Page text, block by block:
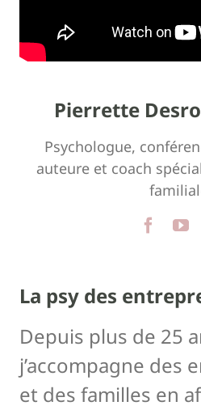
Pierrette
Psychologue,
auteure et coach
La psy des
Depuis plus de 25
j’accompagne des
et des familles en